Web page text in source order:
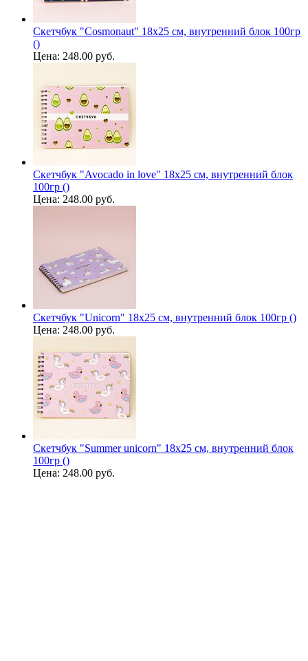
Скетчбук "Cosmonaut" 18х25 см, внутренний блок 100гр
()
Цена: 248.00 руб.
Скетчбук "Avocado in love" 18х25 см, внутренний блок
100гр ()
Цена: 248.00 руб.
Скетчбук "Unicorn" 18х25 см, внутренний блок 100гр ()
Цена: 248.00 руб.
Скетчбук "Summer unicorn" 18х25 см, внутренний блок
100гр ()
Цена: 248.00 руб.